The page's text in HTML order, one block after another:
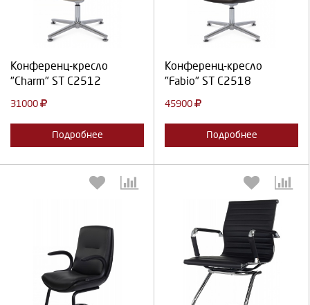
Конференц-кресло
"Charm" ST C2512
31000
Подробнее
Конференц-кресло
"Fabio" ST C2518
45900
Подробнее
Выберите количество: Выберите количество: